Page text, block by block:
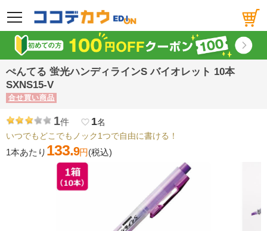
メニュー
ぺんてる 蛍光ハンディラインS バイオレット 10本
SXNS15-V
合せ買い商品
1件 favorite_border 1名
いつでもどこでもノック1つで自由に書ける！
1本あたり 133.9円(税込)